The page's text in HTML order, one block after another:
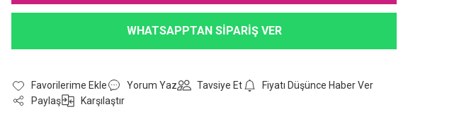
WHATSAPPTAN SİPARİŞ VER
Yorum Yaz Tavsiye Et
Fiyatı Düşünce Haber Ver
Paylaş
Karşılaştır